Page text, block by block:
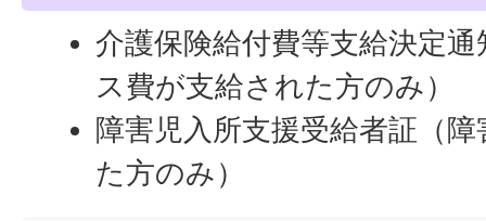
介護保険給付費等支給決定
ス費が支給された方のみ）
障害児入所支援受給者証（
た方のみ）